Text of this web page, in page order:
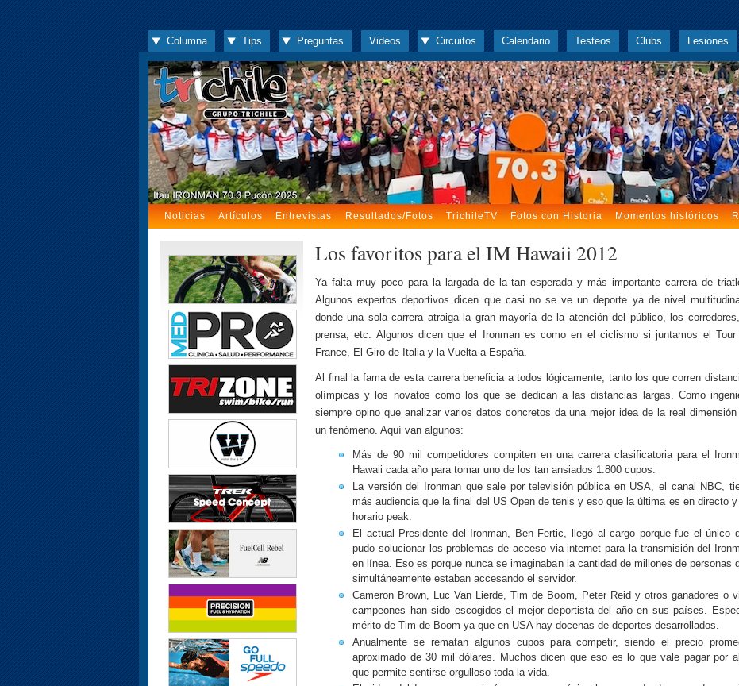
Columna Tips Preguntas Videos Circuitos Calendario Testeos Clubs Lesiones
Noticias Artículos Entrevistas Resultados/Fotos TrichileTV Fotos con Historia Momentos históricos
Los favoritos para el IM Hawaii 2012
Ya falta muy poco para la largada de la tan esperada y más importante carrera de
Algunos expertos deportivos dicen que casi no se ve un deporte ya de nivel
donde una sola carrera atraiga la gran mayoría de la atención del público, los
prensa, etc. Algunos dicen que el Ironman es como en el ciclismo si juntamos el Tour
France, El Giro de Italia y la Vuelta a España.
Al final la fama de esta carrera beneficia a todos lógicamente, tanto los que corren
olímpicas y los novatos como los que se dedican a las distancias largas. Como
siempre opino que analizar varios datos concretos da una mejor idea de la real dimensión
un fenómeno. Aquí van algunos:
Más de 90 mil competidores compiten en una carrera clasificatoria para el
Hawaii cada año para tomar uno de los tan ansiados 1.800 cupos.
La versión del Ironman que sale por televisión pública en USA, el canal NBC,
más audiencia que la final del US Open de tenis y eso que la última es en directo
horario peak.
El actual Presidente del Ironman, Ben Fertic, llegó al cargo porque fue el único
pudo solucionar los problemas de acceso via internet para la transmisión del
en línea. Eso es porque nunca se imaginaban la cantidad de millones de personas
simultáneamente estaban accesando el servidor.
Cameron Brown, Luc Van Lierde, Tim de Boom, Peter Reid y otros ganadores o
campeones han sido escogidos el mejor deportista del año en sus países.
mérito de Tim de Boom ya que en USA hay docenas de deportes desarrollados.
Anualmente se rematan algunos cupos para competir, siendo el precio
aproximado de 30 mil dólares. Muchos dicen que eso es lo que vale pagar por
que permite sentirse orgulloso toda la vida.